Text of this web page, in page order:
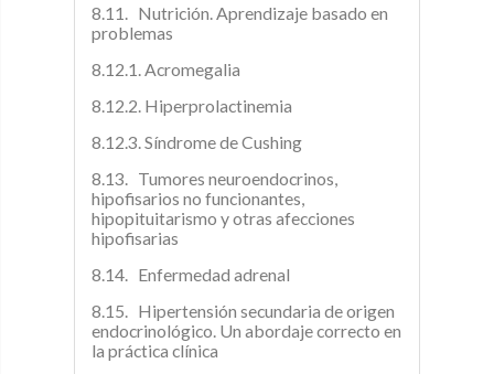
8.11. Nutrición. Aprendizaje basado en
problemas
8.12.1. Acromegalia
8.12.2. Hiperprolactinemia
8.12.3. Síndrome de Cushing
8.13. Tumores neuroendocrinos,
hipofisarios no funcionantes,
hipopituitarismo y otras afecciones
hipofisarias
8.14. Enfermedad adrenal
8.15. Hipertensión secundaria de origen
endocrinológico. Un abordaje correcto en
la práctica clínica